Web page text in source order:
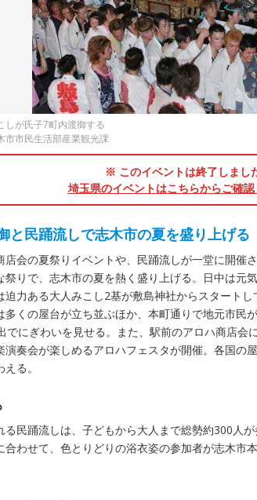
しが氏子7町内渡御する
市市民生活部産業観光課
※ このイベントは終了しまし
埼玉県のイベントはこちらからご確認
と民踊流しで志木市の夏を盛り上げる
店会の夏祭りイベントや、民踊流しが一堂に開催
祭りで、志木市の夏を熱く盛り上げる。日中は元
迫力ある大人みこし2基が敷島神社からスタート
多くの屋台が立ち並ぶほか、本町通りで地元市民
でにぎわいを見せる。また、駅前のアロハ商店会
演奏会が楽しめるアロハフェスタが開催。各国の
る。
る民踊流しは、子どもから大人まで総勢約300人
合わせて、色とりどりの浴衣姿の参加者が志木市